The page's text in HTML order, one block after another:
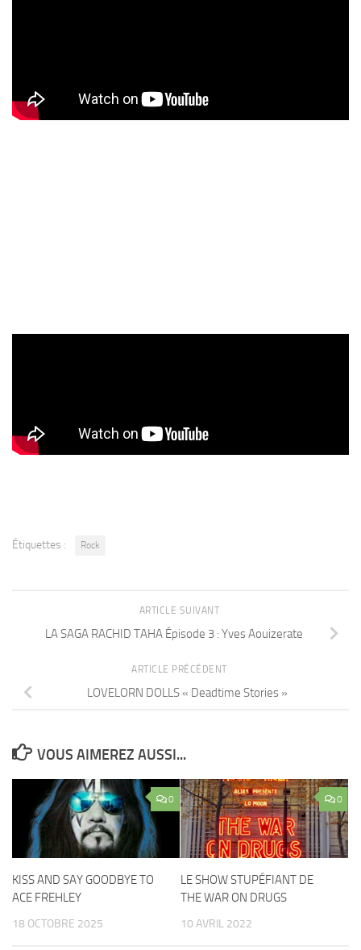
Étiquettes : Rock
ARTICLE SUIVANT
LA SAGA RACHID TAHA Épisode 3 : Yves Aouizerate
ARTICLE PRÉCÉDENT
LOVELORN DOLLS « Deadtime Stories »
VOUS AIMEREZ AUSSI...
0
KISS AND SAY GOODBYE TO
ACE FREHLEY
18 OCTOBRE 2025
0
LE SHOW STUPÉFIANT DE
THE WAR ON DRUGS
10 AVRIL 2022